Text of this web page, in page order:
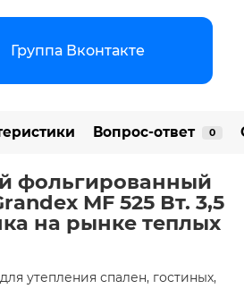
Группа Вконтакте
Вопрос-ответ 0
фольгированный
MF 525 Вт. 3,5
на рынке теплых
утепления спален, гостиных,